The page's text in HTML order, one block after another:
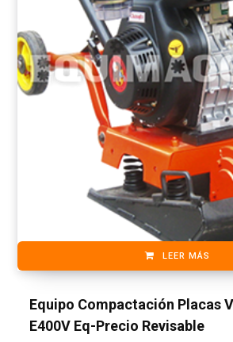
LEER MÁS
Equipo Compactación Placas
E400V Eq-Precio Revisable